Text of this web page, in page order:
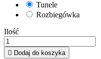
Tunele
Rozbiegówka
Ilość
 Dodaj do koszyka